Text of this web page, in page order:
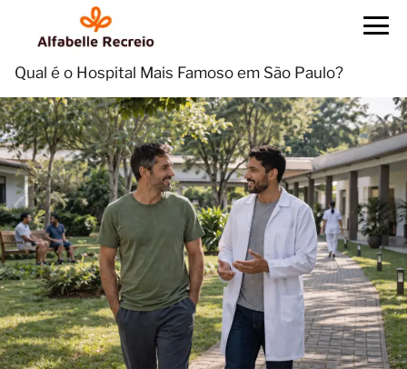
Qual é o Hospital Mais Famoso em São Paulo?